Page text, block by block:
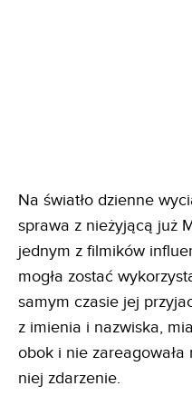
Na światło dzienne
sprawa z nieżyjącą już
jednym z filmików
mogła zostać
samym czasie jej
z imienia i nazwiska,
obok i nie
niej zdarzenie.